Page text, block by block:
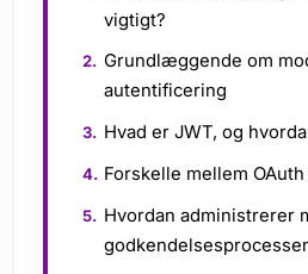
vigtigt?
Grundlæggende om
autentificering
Hvad er JWT, og
Forskelle mellem
Hvordan administrerer